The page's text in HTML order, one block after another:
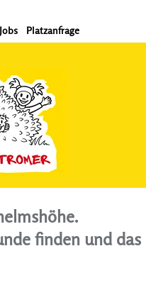
Jobs Platzanfrage
finden und das